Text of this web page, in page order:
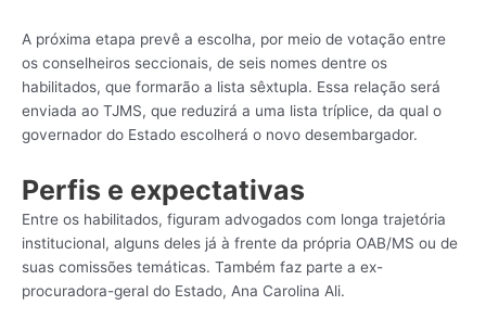
A próxima etapa prevê a escolha, por meio de votação entre
os conselheiros seccionais, de seis nomes dentre os
habilitados, que formarão a lista sêxtupla. Essa relação será
enviada ao TJMS, que reduzirá a uma lista tríplice, da qual o
governador do Estado escolherá o novo desembargador.
Perfis e expectativas
Entre os habilitados, figuram advogados com longa trajetória
institucional, alguns deles já à frente da própria OAB/MS ou de
suas comissões temáticas. Também faz parte a ex-
procuradora-geral do Estado, Ana Carolina Ali.